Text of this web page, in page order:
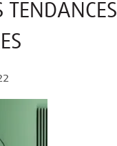
TENDANCES